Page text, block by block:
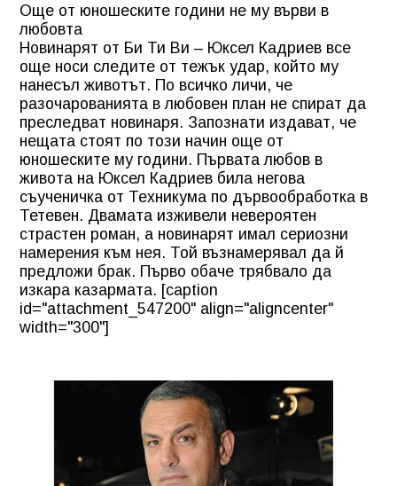
Още от юношеските години не му върви в
любовта
Новинарят от Би Ти Ви – Юксел Кадриев все
още носи следите от тежък удар, който му
нанесъл животът. По всичко личи, че
разочарованията в любовен план не спират да
преследват новинаря. Запознати издават, че
нещата стоят по този начин още от
юношеските му години. Първата любов в
живота на Юксел Кадриев била негова
съученичка от Техникума по дървообработка в
Тетевен. Двамата изживели невероятен
страстен роман, а новинарят имал сериозни
намерения към нея. Той възнамерявал да й
предложи брак. Първо обаче трябвало да
изкара казармата. [caption
id="attachment_547200" align="aligncenter"
width="300"]